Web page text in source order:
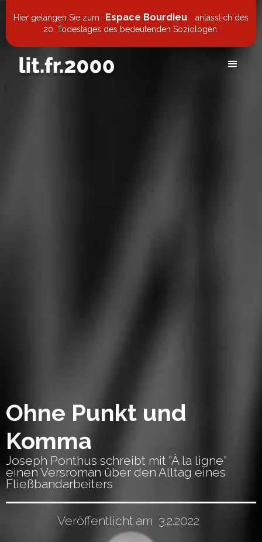
Hier gelangen Sie zum Espace Bourdieu
anlässlich des
20. Todestages des bedeutenden Soziologen.
Ohne Punkt und
Komma
Joseph Ponthus schreibt mit "À la ligne"
einen Versroman über den Alltag eines
Fließbandarbeiters
Veröffentlicht am 3.2.2022